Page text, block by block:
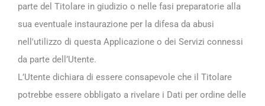
parte del Titolare in giudizio o nelle fasi preparatorie alla
sua eventuale instaurazione per la difesa da abusi
nell'utilizzo di questa Applicazione o dei Servizi connessi
da parte dell’Utente.
L’Utente dichiara di essere consapevole che il Titolare
potrebbe essere obbligato a rivelare i Dati per ordine delle